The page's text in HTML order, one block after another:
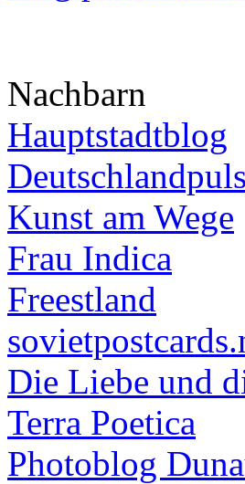
Nachbarn
Hauptstadtblog
Deutschlandpuls
Kunst am Wege
Frau Indica
Freestland
Die Liebe und
Terra Poetica
Photoblog